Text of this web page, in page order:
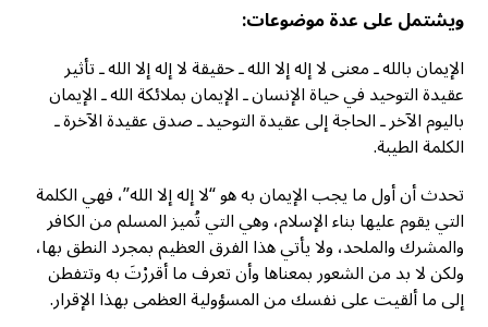
ويشتمل على عدة موضوعات:
الإيمان بالله ـ معنى لا إله إلا الله ـ حقيقة لا إله إلا الله ـ تأثير
عقيدة التوحيد في حياة الإنسان ـ الإيمان بملائكة الله ـ الإيمان
باليوم الآخر ـ الحاجة إلى عقيدة التوحيد ـ صدق عقيدة الآخرة ـ
الكلمة الطيبة.
تحدث أن أول ما يجب الإيمان به هو “لا إله إلا الله”، فهي الكلمة
التي يقوم عليها بناء الإسلام، وهي التي تُميز المسلم من الكافر
والمشرك والملحد، ولا يأتي هذا الفرق العظيم بمجرد النطق بها،
ولكن لا بد من الشعور بمعناها وأن تعرف ما أقررْتَ به وتتفطن
إلى ما ألقيت على نفسك من المسؤولية العظمى بهذا الإقرار.